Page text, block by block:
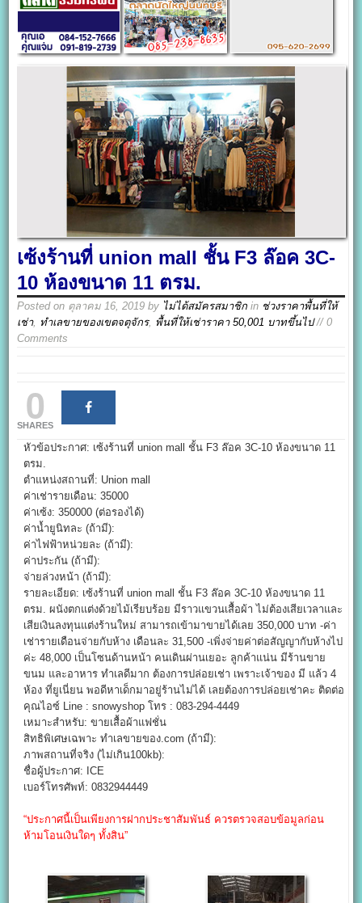
เซ้งร้านที่ union mall ชั้น F3 ล๊อค 3C-
10 ห้องขนาด 11 ตรม.
Posted on ตุลาคม 16, 2019 by ไม่ได้สมัครสมาชิก in ช่วงราคาพื้นที่ให้
เช่า, ทำเลขายของเขตจตุจักร, พื้นที่ให้เช่าราคา 50,001 บาทขึ้นไป// 0
Comments
0
SHARES
หัวข้อประกาศ: เซ้งร้านที่ union mall ชั้น F3 ล๊อค 3C-10 ห้องขนาด 11
ตรม.
ตำแหน่งสถานที่: Union mall
ค่าเช่ารายเดือน: 35000
ค่าเซ้ง: 350000 (ต่อรองได้)
ค่าน้ำยูนิทละ (ถ้ามี):
ค่าไฟฟ้าหน่วยละ (ถ้ามี):
ค่าประกัน (ถ้ามี):
จ่ายล่วงหน้า (ถ้ามี):
รายละเอียด: เซ้งร้านที่ union mall ชั้น F3 ล๊อค 3C-10 ห้องขนาด 11
ตรม. ผนังตกแต่งด้วยไม้เรียบร้อย มีราวแขวนเสื้อผ้า ไม่ต้องเสียเวลาและ
เสียเงินลงทุนแต่งร้านใหม่ สามารถเข้ามาขายได้เลย 350,000 บาท -ค่า
เช่ารายเดือนจ่ายกับห้าง เดือนละ 31,500 -เพิ่งจ่ายค่าต่อสัญญากับห้างไป
ค่ะ 48,000 เป็นโซนด้านหน้า คนเดินผ่านเยอะ ลูกค้าแน่น มีร้านขาย
ขนม และอาหาร ทำเลดีมาก ต้องการปล่อยเช่า เพราะเจ้าของ มี แล้ว 4
ห้อง ที่ยูเนี่ยน พอดีหาเด็กมาอยู่ร้านไม่ได้ เลยต้องการปล่อยเช่าคะ ติดต่อ
คุณไอซ์ Line : snowyshop โทร : 083-294-4449
เหมาะสำหรับ: ขายเสื้อผ้าแฟชั่น
สิทธิพิเศษเฉพาะ ทำเลขายของ.com (ถ้ามี):
ภาพสถานที่จริง (ไม่เกิน100kb):
ชื่อผู้ประกาศ: ICE
เบอร์โทรศัพท์: 0832944449
“ประกาศนี้เป็นเพียงการฝากประชาสัมพันธ์ ควรตรวจสอบข้อมูลก่อน
ห้ามโอนเงินใดๆ ทั้งสิน”